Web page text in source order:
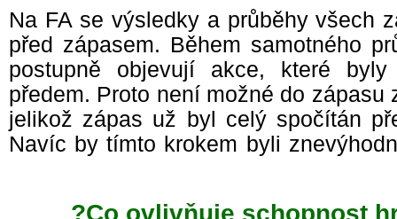
Na FA se výsledky a průběhy
před zápasem. Během samotného
postupně objevují akce, které
předem. Proto není možné do
jelikož zápas už byl celý spočítán
Navíc by tímto krokem byli
Co ovlivňuje schopnost